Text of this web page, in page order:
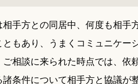
手方との同居中、何度も相手
ともあり、うまくコミュニケー
ご相談に来られた時点では、
諸条件について相手方と協議が